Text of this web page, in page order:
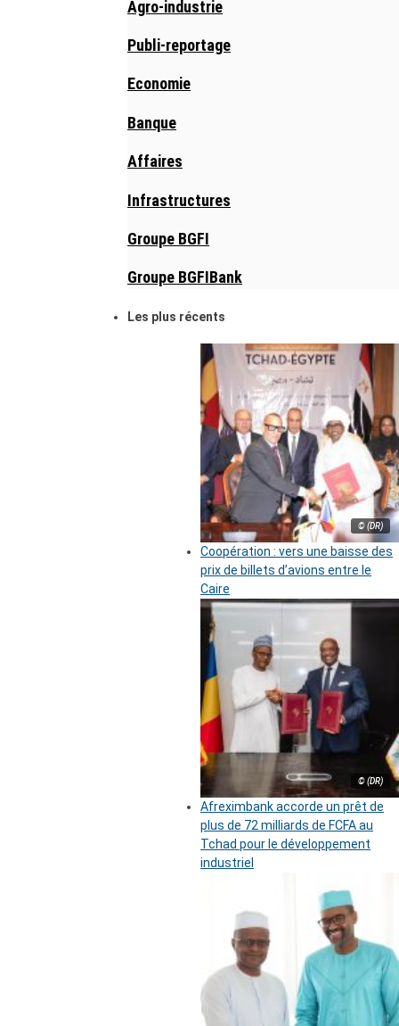
Agro-industrie
Publi-reportage
Economie
Banque
Affaires
Infrastructures
Groupe BGFI
Groupe BGFIBank
Les plus récents
© (DR)
Coopération : vers une baisse des
prix de billets d’avions entre le
Caire
© (DR)
Afreximbank accorde un prêt de
plus de 72 milliards de FCFA au
Tchad pour le développement
industriel